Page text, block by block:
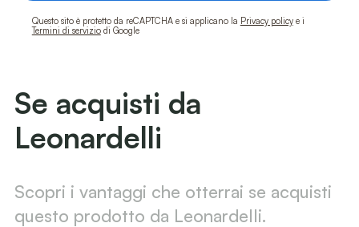
Questo sito è protetto da reCAPTCHA e si applicano la Privacy policye i
Termini di serviziodi Google
Se acquisti da
Leonardelli
Scopri i vantaggi che otterrai se acquisti
questo prodotto da Leonardelli.